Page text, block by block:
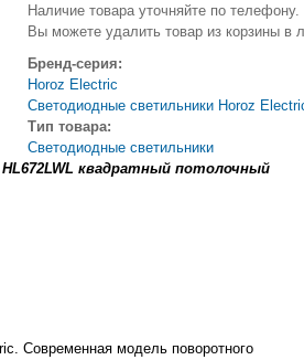
Наличие товара уточняйте по телефону.
Вы можете удалить товар из корзины в
Бренд-серия:
Horoz Electric
Светодиодные светильники Horoz
Тип товара:
Светодиодные светильники
квадратный потолочный
Современная модель поворотного